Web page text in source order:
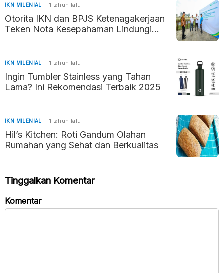
IKN MILENIAL 1 tahun lalu
Otorita IKN dan BPJS Ketenagakerjaan
Teken Nota Kesepahaman Lindungi
IKN MILENIAL 1 tahun lalu
Ingin Tumbler Stainless yang Tahan
Lama? Ini Rekomendasi Terbaik 2025
IKN MILENIAL 1 tahun lalu
Hil’s Kitchen: Roti Gandum Olahan
Rumahan yang Sehat dan Berkualitas
Tinggalkan Komentar
Komentar